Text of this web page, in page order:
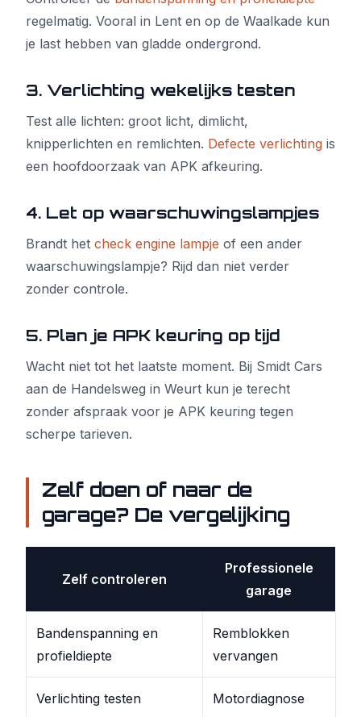
regelmatig. Vooral in Lent en op de Waalkade kun
je last hebben van gladde ondergrond.
3. Verlichting wekelijks testen
Test alle lichten: groot licht, dimlicht,
knipperlichten en remlichten. Defecte verlichting is
een hoofdoorzaak van APK afkeuring.
4. Let op waarschuwingslampjes
Brandt het check engine lampje of een ander
waarschuwingslampje? Rijd dan niet verder
zonder controle.
5. Plan je APK keuring op tijd
Wacht niet tot het laatste moment. Bij Smidt Cars
aan de Handelsweg in Weurt kun je terecht
zonder afspraak voor je APK keuring tegen
scherpe tarieven.
Zelf doen of naar de
garage? De vergelijking
Zelf controleren
Professionele
garage
Bandenspanning en
profieldiepte
Remblokken
vervangen
Verlichting testen Motordiagnose